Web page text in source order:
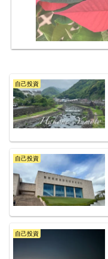
自己投資
自己投資
自己投資